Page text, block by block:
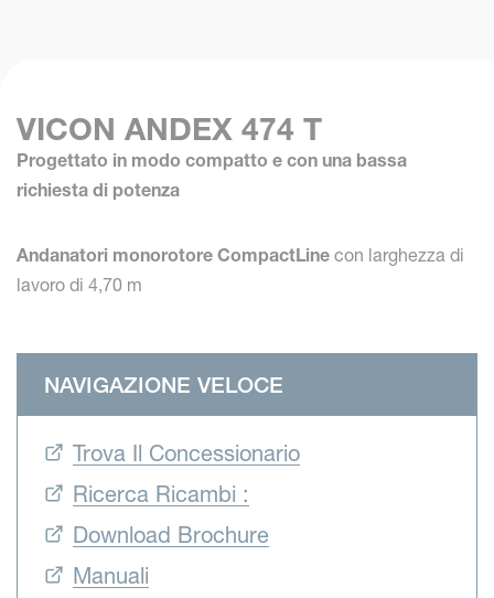
VICON ANDEX 474 T
Progettato in modo compatto e con una bassa
richiesta di potenza
Andanatori monorotore CompactLine con larghezza di
lavoro di 4,70 m
NAVIGAZIONE VELOCE
Trova Il Concessionario
Ricerca Ricambi :
Download Brochure
Manuali